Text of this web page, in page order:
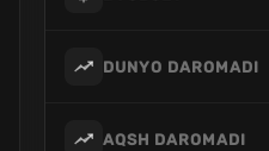
DUNYO DAROMADI
AQSH DAROMADI